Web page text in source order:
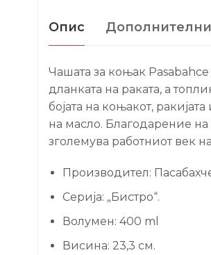
Опис
Чашата за коњак
дланката на раката, а
бојата на коњакот,
на масло. Благодарение
зголемува работниот век
Производител:
Серија: „Бистро“.
Волумен: 400 ml
Висина: 23,3 см.